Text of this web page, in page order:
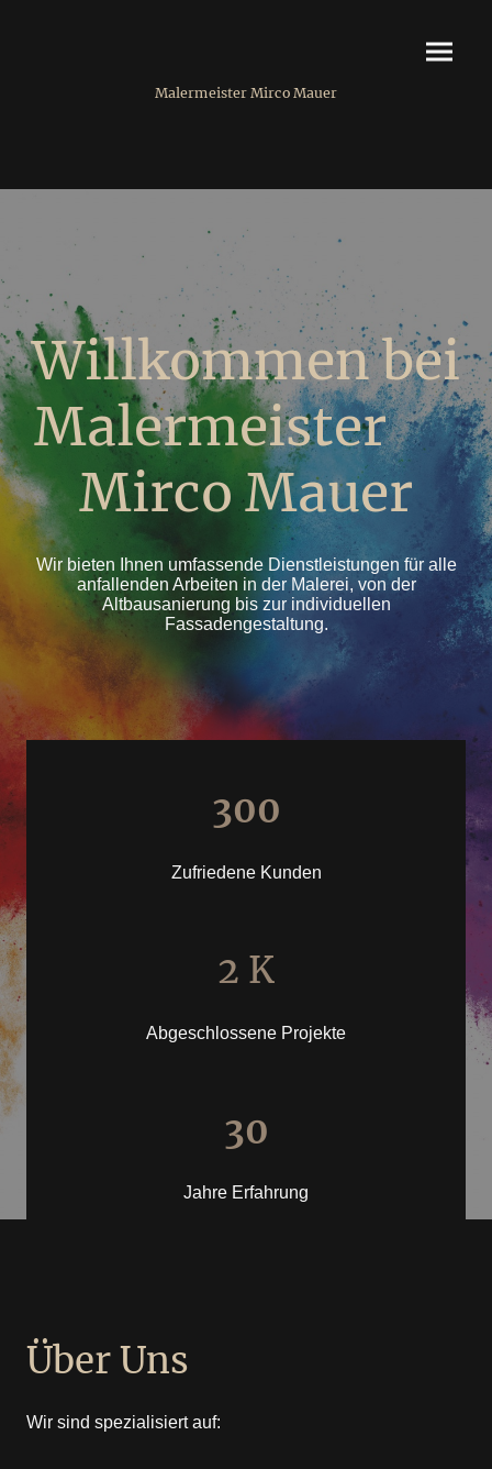
Malermeister Mirco Mauer
Willkommen bei
Malermeister
Mirco Mauer
Wir bieten Ihnen umfassende Dienstleistungen für alle
anfallenden Arbeiten in der Malerei, von der
Altbausanierung bis zur individuellen
Fassadengestaltung.
300
Zufriedene Kunden
2 K
Abgeschlossene Projekte
30
Jahre Erfahrung
Über Uns
Wir sind spezialisiert auf: